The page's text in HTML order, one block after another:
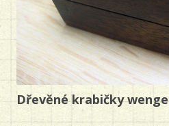
Dřevěné krabičky wenge